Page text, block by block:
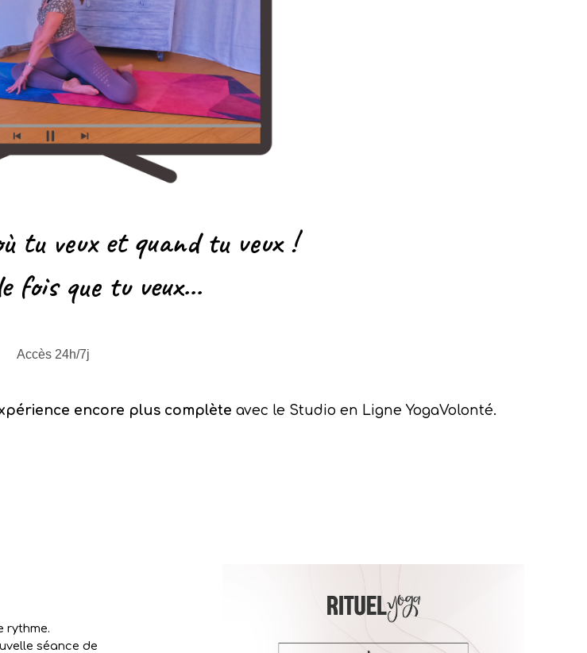
tu veux et quand tu veux !
fois que tu veux...
Accès 24h/7j
encore plus complète avec le Studio en Ligne YogaVolonté.
rythme.
séance de